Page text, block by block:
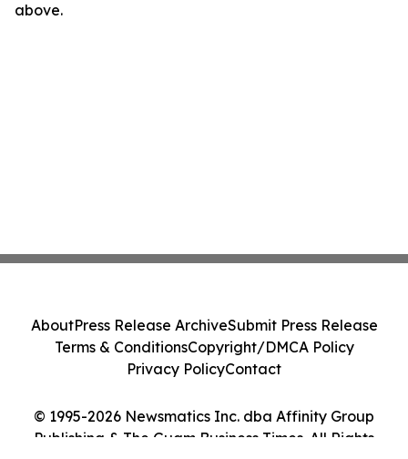
above.
© 1995-2026 Newsmatics Inc. dba Affinity Group
Publishing & The Guam Business Times. All Rights
AboutPress Release ArchiveSubmit Press Release
Terms & ConditionsCopyright/DMCA Policy
Privacy PolicyContact